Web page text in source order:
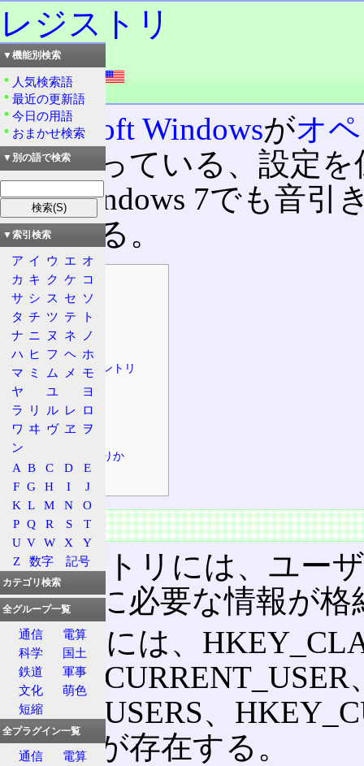
レジストリ
読み：レジストリ
外語：registry
品詞：名詞
Microsoft Windowsがオ
して持っている、設定
ス。Windows 7でも音引
れている。
目次
概要
特徴
レジストリエントリ
データ型
技術
ルートの意味
ファイルのありか
概要
レジストリには、ユー
の動作に必要な情報が
ルートには、
HKEY_USERS、
のキーが存在する。
▼機能別検索
人気検索語
最近の更新語
今日の用語
おまかせ検索
▼別の語で検索
▼索引検索
ア イ ウ エ オ
カ キ ク ケ コ
サ シ ス セ ソ
タ チ ツ テ
ト
ナ ニ ヌ ネ
ノ
ハ ヒ フ ヘ ホ
マ ミ ム メ
モ
ヤ
ユ
ヨ
ラ
リ ル レ ロ
ワ ヰ ヴ ヱ
ヲ
ン
A B C D
E
F G H I
J
K L M N
O
P Q R S
T
U V W X
Y
Z
数字 記号
カテゴリ検索
全グループ一覧
通信
電算
科学
国土
鉄道
軍事
文化
萌色
短縮
全プラグイン一覧
通信
電算